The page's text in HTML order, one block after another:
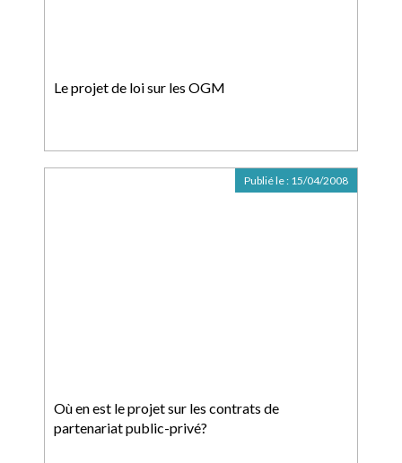
Le projet de loi sur les OGM
Où en est le projet sur les contrats de
partenariat public-privé?
Publié le : 15/04/2008